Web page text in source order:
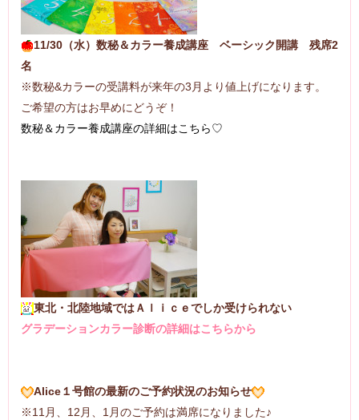
11/30（水）数秘＆カラー養成講座 ベーシック開講 残席2
名
※数秘&カラーの受講料が来年の3月より値上げになります。
ご希望の方はお早めにどうぞ！
数秘＆カラー養成講座の詳細はこちら♡
東北・北陸地域ではＡｌｉｃｅでしか受けられない
グラデーションカラー診断の詳細はこちらから
Alice１号館の最新のご予約状況のお知らせ
※11月、12月、1月のご予約は満席になりました♪